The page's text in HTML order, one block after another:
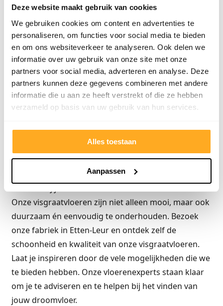
Deze website maakt gebruik van cookies
We gebruiken cookies om content en advertenties te
personaliseren, om functies voor social media te bieden
en om ons websiteverkeer te analyseren. Ook delen we
informatie over uw gebruik van onze site met onze
partners voor social media, adverteren en analyse. Deze
partners kunnen deze gegevens combineren met andere
informatie die u aan ze heeft verstrekt of die ze hebben
verzameld op basis van uw gebruik van hun services.
Alles toestaan
Aanpassen
Prijs geldig i.c.m.
randartikelen t/m zaterdag
Klik hier voor onze PVC-vloeren
De welbekende visgraatvloeren
PVC- eneikenhouten visgraatvloeren. Deze klassieke
en tijdloze stijl geeft elke ruimte een luxe en
verfijnde uitstraling. Met onze uitgebreide collectie
vind je gegarandeerd een droomvloer die perfect
Onze visgraatvloeren zijn niet alleen mooi, maar ook
duurzaam én eenvoudig te onderhouden. Bezoek
onze fabriek in Etten-Leur en ontdek zelf de
schoonheid en kwaliteit van onze visgraatvloeren.
Laat je inspireren door de vele mogelijkheden die we
te bieden hebben. Onze vloerenexperts staan klaar
om je te adviseren en te helpen bij het vinden van
jouw droomvloer.